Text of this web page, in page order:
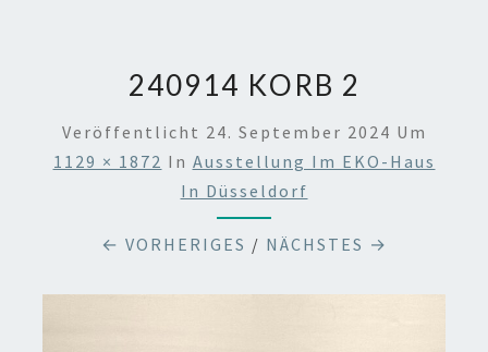
240914 KORB 2
Veröffentlicht 24. September 2024 Um
1129 × 1872 In Ausstellung Im EKO-Haus
In Düsseldorf
← VORHERIGES / NÄCHSTES →